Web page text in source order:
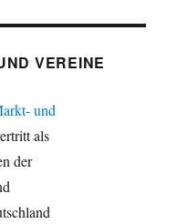
VEREINE
und
als
der